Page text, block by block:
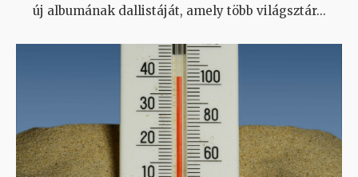
új albumának dallistáját, amely több világsztár...